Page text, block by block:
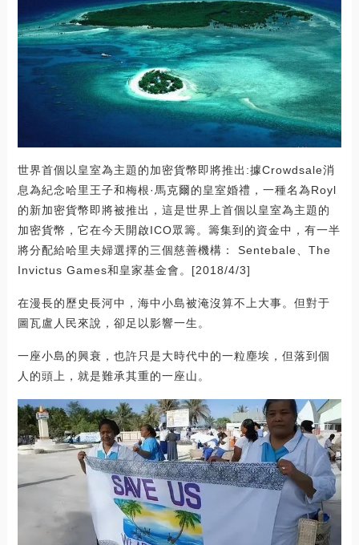
世界首個以皇室為主題的加密貨幣即將推出:據Crowdsale消
息為紀念哈里王子和梅根·馬克爾的皇室婚禮，一種名為Royl
的新加密貨幣即將被推出，這是世界上首個以皇室為主題的
加密貨幣，它在今天開啟ICO眾籌。籌集到的資金中，有一半
將分配給哈里夫婦選擇的三個慈善機構： Sentebale、The
Invictus Games和皇家基金會。[2018/4/3]
在漫長的歷史長河中，海中小島被淹沒算不上大事。但對于
圖瓦盧人民來說，卻足以影響一生。
一座小島的興衰，也許只是大時代中的一粒塵埃，但落到個
人的頭上，就是難承其重的一座山。